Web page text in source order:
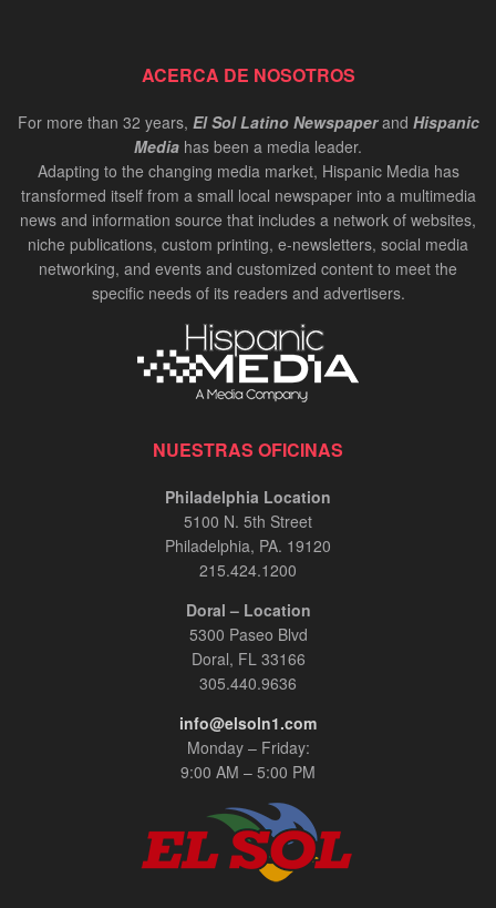
ACERCA DE NOSOTROS
For more than 32 years, El Sol Latino Newspaperand Hispanic
Media has been a media leader.
Adapting to the changing media market, Hispanic Media has
transformed itself from a small local newspaper into a multimedia
news and information source that includes a network of websites,
niche publications, custom printing, e-newsletters, social media
networking, and events and customized content to meet the
specific needs of its readers and advertisers.
NUESTRAS OFICINAS
Philadelphia Location
5100 N. 5th Street
Philadelphia, PA. 19120
215.424.1200
Doral – Location
5300 Paseo Blvd
Doral, FL 33166
305.440.9636
info@elsoln1.com
Monday – Friday:
9:00 AM – 5:00 PM